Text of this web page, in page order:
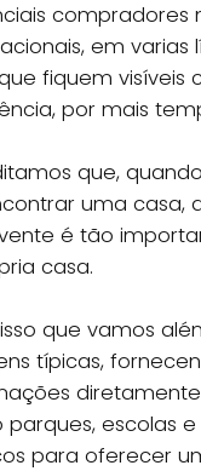
compradores
em varias
fiquem visíveis
por mais
que,
uma casa,
é tão
casa.
que vamos
típicas,
escolas
para oferecer